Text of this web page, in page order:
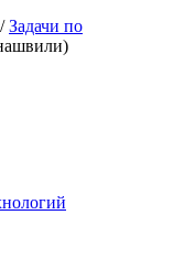
/Задачи по